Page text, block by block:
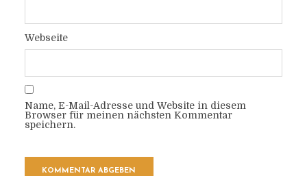
Webseite
Name, E-Mail-Adresse und Website in diesem
Browser für meinen nächsten Kommentar
speichern.